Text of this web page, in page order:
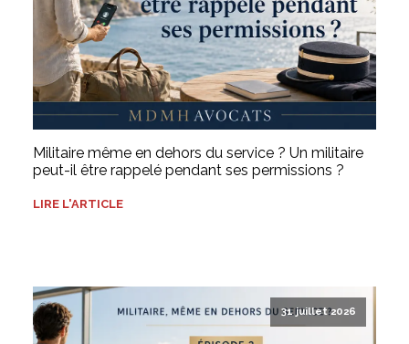
Militaire même en dehors du service ? Un militaire
peut-il être rappelé pendant ses permissions ?
LIRE L'ARTICLE
31 juillet 2026